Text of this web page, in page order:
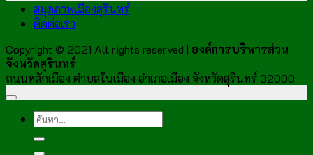
สมุดภาพเมืองสุรินทร์
ติดต่อเรา
Copyright © 2021 All rights reserved | องค์การบริหารส่วน
จังหวัดสุรินทร์
ถนนหลักเมือง ตำบลในเมือง อำเภอเมือง จังหวัดสุรินทร์ 32000